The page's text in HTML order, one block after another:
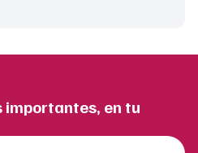
importantes, en tu